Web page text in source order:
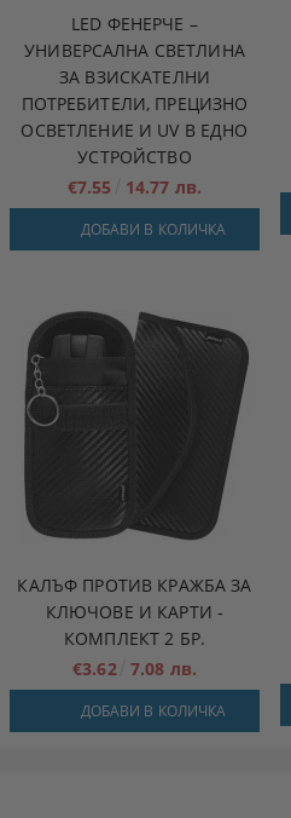
LED ФЕНЕРЧЕ –
УНИВЕРСАЛНА СВЕТЛИНА
ЗА ВЗИСКАТЕЛНИ
ПОТРЕБИТЕЛИ, ПРЕЦИЗНО
ОСВЕТЛЕНИЕ И UV В ЕДНО
УСТРОЙСТВО
€7.55
14.77 лв.
ДОБАВИ В КОЛИЧКА
КАЛЪФ ПРОТИВ КРАЖБА ЗА
КЛЮЧОВЕ И КАРТИ -
КОМПЛЕКТ 2 БР.
€3.62 7.08 лв.
ДОБАВИ В КОЛИЧКА